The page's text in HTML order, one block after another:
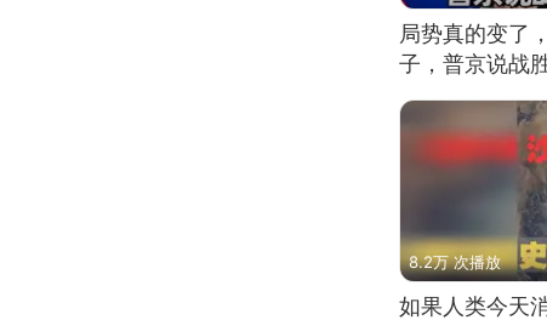
局势真的变了
子，普京说战
8.2万 次播放
如果人类今天